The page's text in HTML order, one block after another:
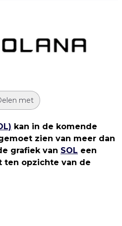
met
kan in de komende
zien van meer dan
grafiek van SOL een
ten opzichte van de